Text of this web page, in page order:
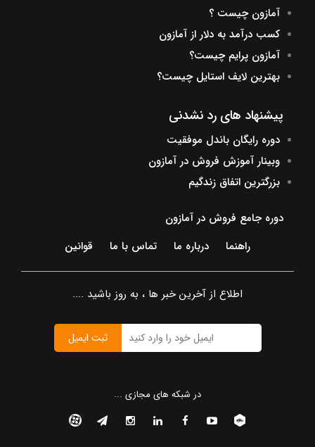
آمازون چیست ؟
کسب درآمد به دلار از آمازون
آمازون پرایم چیست؟
بهترین لایف استایل چیست؟
پیشنهاد های رد نشدنی
دوره رایگان باندل موفقیت
وبینار آموزش فروش در آمازون
بزرگترین اتفاق زندگیم
دوره جامع فروش در آمازون
راهنما
درباره ما تماس با ما قوانین
اطلاع از آخرین خبر ها ، به روز باشید ....
ثبت ایمیل
در شبکه های مجازی ...